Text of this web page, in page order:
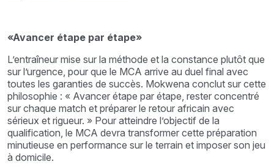
«Avancer étape par étape»
L’entraîneur mise sur la méthode et la constance plutôt que
sur l’urgence, pour que le MCA arrive au duel final avec
toutes les garanties de succès. Mokwena conclut sur cette
philosophie : « Avancer étape par étape, rester concentré
sur chaque match et préparer le retour africain avec
sérieux et rigueur. » Pour atteindre l’objectif de la
qualification, le MCA devra transformer cette préparation
minutieuse en performance sur le terrain et imposer son jeu
à domicile.